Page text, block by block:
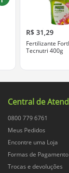
R$ 31,29
Fertilizante
Tecnutri 400g
Central de
0800 779 6761
Meus Pedidos
Encontre uma Loja
Formas de Pagamento
Trocas e devoluções